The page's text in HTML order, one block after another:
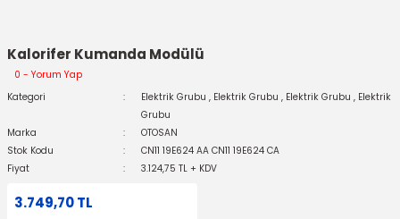
Kalorifer Kumanda Modülü
0 - Yorum Yap
Kategori
Elektrik Grubu , Elektrik Grubu , Elektrik Grubu , Elektrik
Grubu
Marka
OTOSAN
Stok Kodu
CN11 19E624 AA CN11 19E624 CA
Fiyat
3.124,75 TL + KDV
3.749,70 TL